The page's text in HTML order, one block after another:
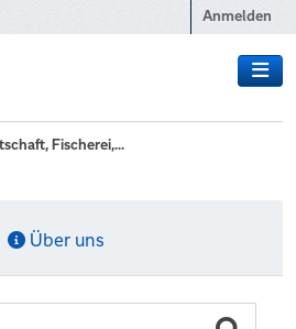
Anmelden
Fischerei,...
Über uns